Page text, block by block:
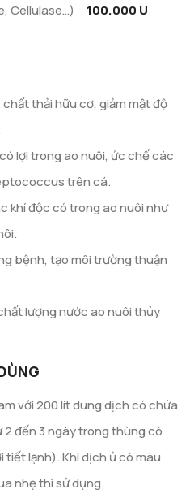
Cellulase…) 100.000 U
thải hữu cơ, giảm mật độ
lợi trong ao nuôi, ức chế các
trên cá.
khí độc có trong ao nuôi như
bệnh, tạo môi trường thuận
lượng nước ao nuôi thủy
với 200 lít dung dịch có chứa
2 đến 3 ngày trong thùng có
lạnh). Khi dịch ủ có màu
nhẹ thì sử dụng.